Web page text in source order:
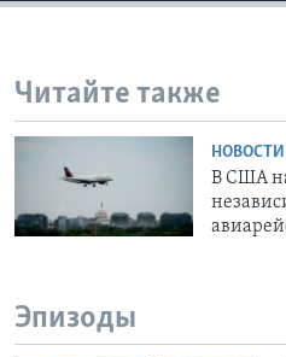
Читайте также
НОВОСТИ
В США
Эпизоды